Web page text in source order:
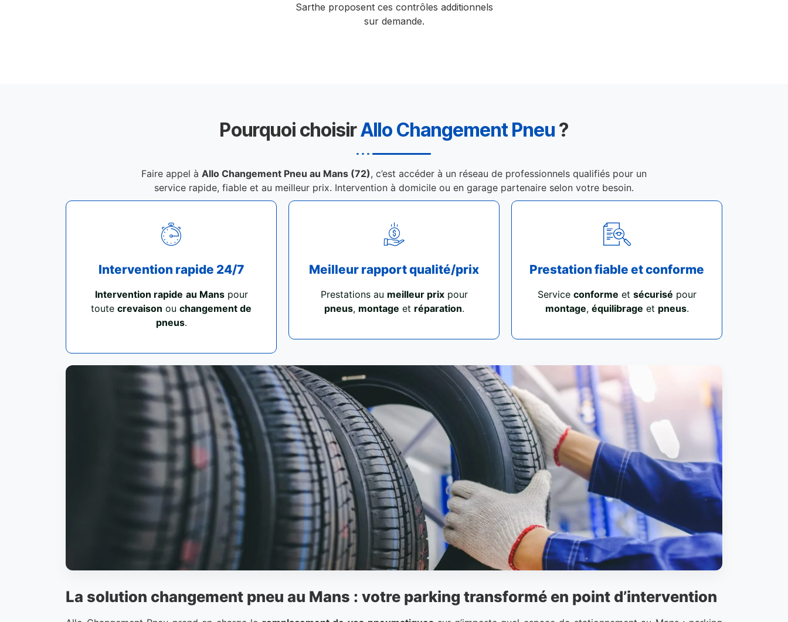
Sarthe proposent ces contrôles additionnels
sur demande.
Pourquoi choisirAllo Changement Pneu ?
Faire appel à Allo Changement Pneu au Mans (72), c’est accéder à un réseau de professionnels qualifiés pour un
service rapide, fiable et au meilleur prix. Intervention à domicile ou en garage partenaire selon votre besoin.
Intervention rapide 24/7
Intervention rapide au Manspour
toute crevaison ou changement de
pneus.
Meilleur rapport qualité/prix
Prestations au meilleur prixpour
pneus, montage et réparation.
Prestation fiable et conforme
Service conforme et sécurisé pour
montage, équilibrage et pneus.
La solution changement pneu au Mans : votre parking transformé en point d’intervention